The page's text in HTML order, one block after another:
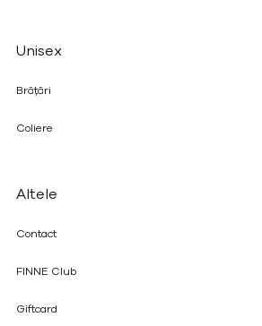
Unisex
Brățări
Coliere
Altele
Contact
FINNE Club
Giftcard